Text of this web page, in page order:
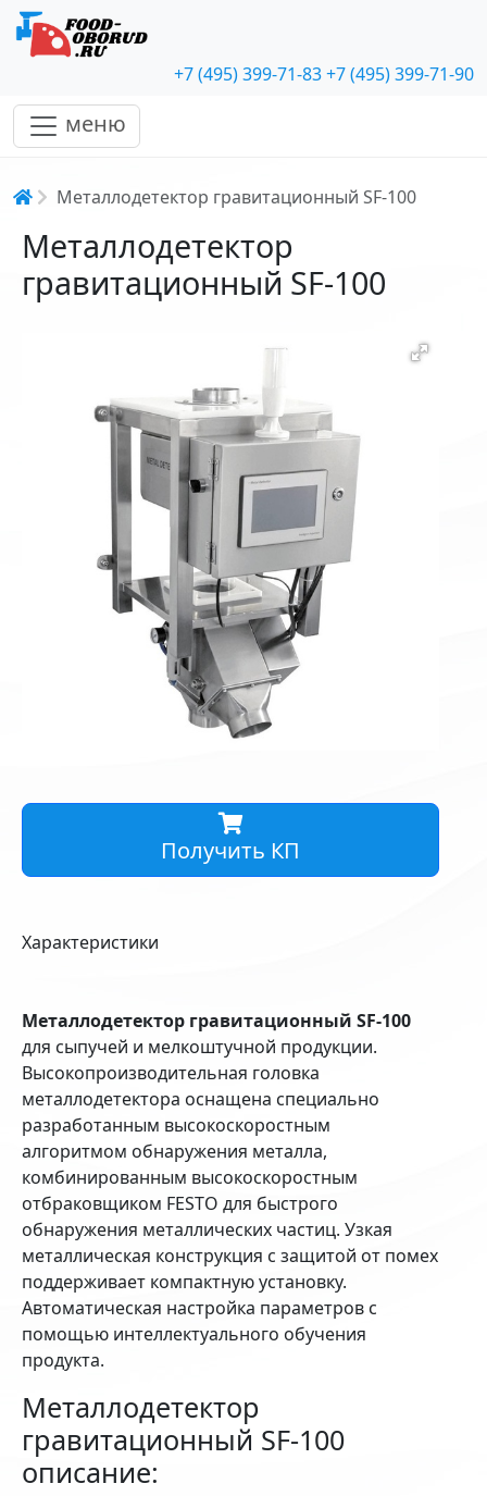
+7 (495) 399-71-83+7 (495) 399-71-90
меню
Строка навигации
Металлодетектор гравитационный SF-100
Металлодетектор
гравитационный SF-100
Получить КП
Характеристики
Металлодетектор гравитационный SF-100
для сыпучей и мелкоштучной продукции.
Высокопроизводительная головка
металлодетектора оснащена специально
разработанным высокоскоростным
алгоритмом обнаружения металла,
комбинированным высокоскоростным
отбраковщиком FESTO для быстрого
обнаружения металлических частиц. Узкая
металлическая конструкция с защитой от помех
поддерживает компактную установку.
Автоматическая настройка параметров с
помощью интеллектуального обучения
продукта.
Металлодетектор
гравитационный SF-100
описание: